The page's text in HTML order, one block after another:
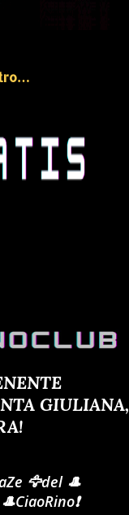
GIULIANA,
🦅del 🎩